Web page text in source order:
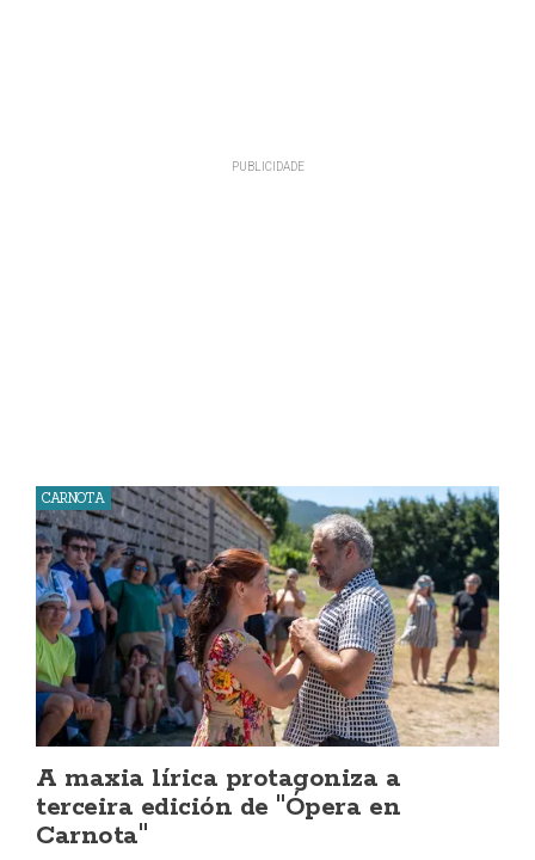
CARNOTA
A maxia lírica protagoniza a
terceira edición de "Ópera en
Carnota"